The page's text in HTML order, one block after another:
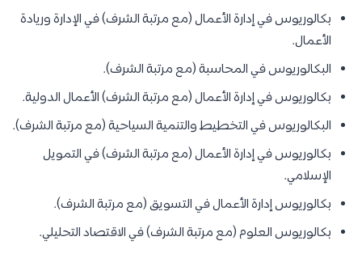
بكالوريوس في إدارة الأعمال (مع مرتبة الشرف) في الإدارة وريادة
الأعمال.
البكالوريوس في المحاسبة (مع مرتبة الشرف).
بكالوريوس في إدارة الأعمال (مع مرتبة الشرف) الأعمال الدولية.
البكالوريوس في التخطيط والتنمية السياحية (مع مرتبة الشرف).
بكالوريوس في إدارة الأعمال (مع مرتبة الشرف) في التمويل
الإسلامي.
بكالوريوس إدارة الأعمال في التسويق (مع مرتبة الشرف).
بكالوريوس العلوم (مع مرتبة الشرف) في الاقتصاد التحليلي.